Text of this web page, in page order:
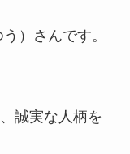
）さんです。
誠実な人柄を